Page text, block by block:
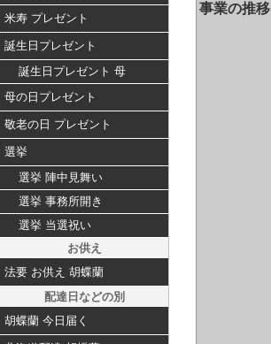
米寿 プレゼント
誕生日プレゼント
誕生日プレゼント 母
母の日プレゼント
敬老の日 プレゼント
選挙
選挙 陣中見舞い
選挙 事務所開き
選挙 当選祝い
お供え
法要 お供え 胡蝶蘭
配達日などの別
胡蝶蘭 今日届く
事業の推移